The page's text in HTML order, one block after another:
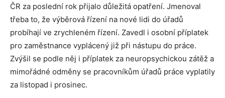
ČR za poslední rok přijalo důležitá opatření. Jmenoval
třeba to, že výběrová řízení na nové lidi do úřadů
probíhají ve zrychleném řízení. Zavedl i osobní příplatek
pro zaměstnance vyplácený již při nástupu do práce.
Zvýšil se podle něj i příplatek za neuropsychickou zátěž a
mimořádné odměny se pracovníkům úřadů práce vyplatily
za listopad i prosinec.